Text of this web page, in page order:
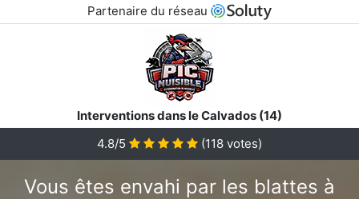
Partenaire du réseau
Interventions dans le Calvados (14)
4.8/5 (118 votes)
Vous êtes envahi par les blattes à